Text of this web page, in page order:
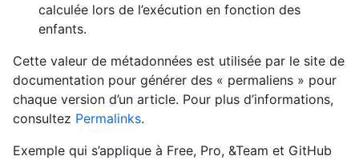
calculée lors de l’exécution en fonction des
enfants.
Cette valeur de métadonnées est utilisée par le site de
documentation pour générer des « permaliens » pour
chaque version d’un article. Pour plus d’informations,
consultez Permalinks.
Exemple qui s’applique à Free, Pro, &Team et GitHub